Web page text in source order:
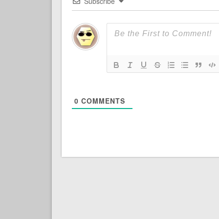
0 COMMENTS